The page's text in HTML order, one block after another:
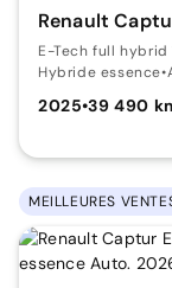
Renault
E-Tech full hybrid
Hybride essence•
2025•39 490
MEILLEURES